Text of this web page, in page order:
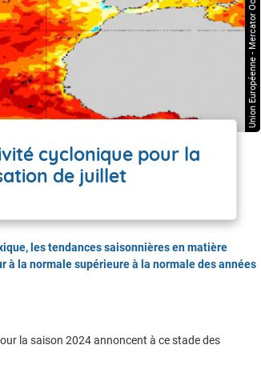
Union Européenne - Mercator Océan
cyclonique pour la
de juillet
les tendances saisonnières en matière
à la normale supérieure à la normale des années
la saison 2024 annoncent à ce stade des
Météo à 3 mois : Prévisions saisonnières
août à octobre 2026
Moins arrosé et un peu plus chaud